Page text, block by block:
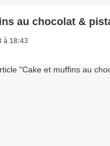
au chocolat &
à 18:43